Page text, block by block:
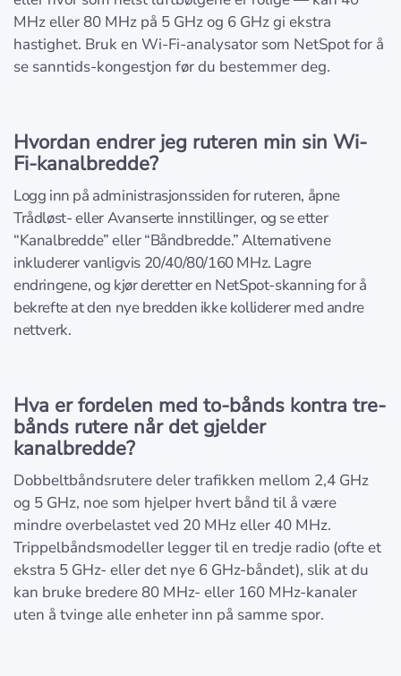
MHz eller 80 MHz på 5 GHz og 6 GHz gi ekstra
hastighet. Bruk en Wi-Fi-analysator som NetSpot for å
se sanntids-kongestjon før du bestemmer deg.
Hvordan endrer jeg ruteren min sin Wi-
Fi-kanalbredde?
Logg inn på administrasjonssiden for ruteren, åpne
Trådløst- eller Avanserte innstillinger, og se etter
“Kanalbredde” eller “Båndbredde.” Alternativene
inkluderer vanligvis 20/40/80/160 MHz. Lagre
endringene, og kjør deretter en NetSpot-skanning for å
bekrefte at den nye bredden ikke kolliderer med andre
nettverk.
Hva er fordelen med to-bånds kontra tre-
bånds rutere når det gjelder
kanalbredde?
Dobbeltbåndsrutere deler trafikken mellom 2,4 GHz
og 5 GHz, noe som hjelper hvert bånd til å være
mindre overbelastet ved 20 MHz eller 40 MHz.
Trippelbåndsmodeller legger til en tredje radio (ofte et
ekstra 5 GHz- eller det nye 6 GHz-båndet), slik at du
kan bruke bredere 80 MHz- eller 160 MHz-kanaler
uten å tvinge alle enheter inn på samme spor.